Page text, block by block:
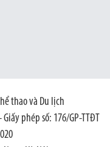
thao và Du lịch
phép số: 176/GP-TTĐT